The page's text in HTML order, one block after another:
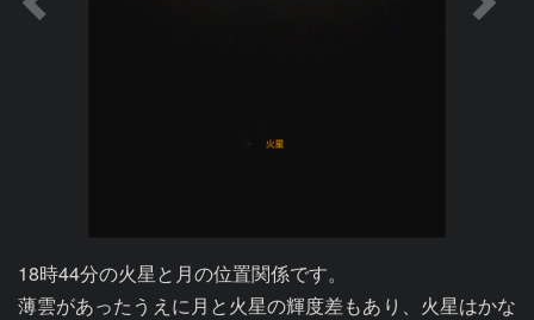
18時44分の火星と月の位置関係です。
薄雲があったうえに月と火星の輝度差もあり、火星はかな